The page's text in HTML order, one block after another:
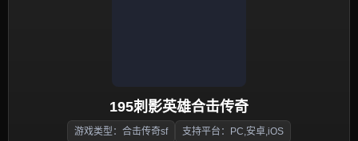
195刺影英雄合击传奇
游戏类型：合击传奇sf 支持平台：PC,安卓,iOS